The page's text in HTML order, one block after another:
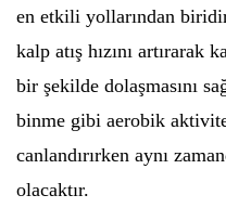
en etkili yollarından
kalp atış hızını artırarak
bir şekilde dolaşmasını
binme gibi aerobik
canlandırırken aynı
olacaktır.